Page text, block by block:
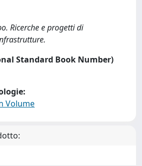
Ricerche e progetti di
Standard Book Number)
Volume